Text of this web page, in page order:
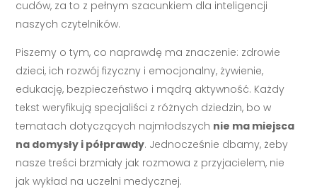
cudów, za to z pełnym szacunkiem dla inteligencji
naszych czytelników.
Piszemy o tym, co naprawdę ma znaczenie: zdrowie
dzieci, ich rozwój fizyczny i emocjonalny, żywienie,
edukację, bezpieczeństwo i mądrą aktywność. Każdy
tekst weryfikują specjaliści z różnych dziedzin, bo w
tematach dotyczących najmłodszych nie ma miejsca
na domysły i półprawdy. Jednocześnie dbamy, żeby
nasze treści brzmiały jak rozmowa z przyjacielem, nie
jak wykład na uczelni medycznej.